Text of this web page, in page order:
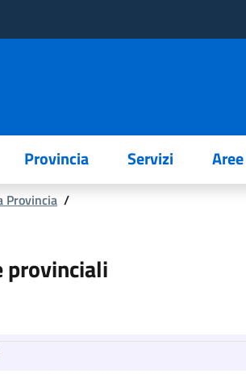
Provincia Servizi
Provincia /
provinciali